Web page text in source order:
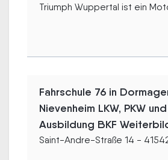
Triumph Wuppertal ist ein
Fahrschule 76 in
Nievenheim LKW, PKW
Ausbildung BKF
Saint-Andre-Straße 14 -